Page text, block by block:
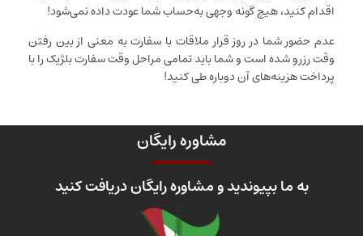
اقدام کنید، هیچ گونه وجهی به‌حساب شما عودت داده نمی‌شود!
عدم حضور شما در روز قرار ملاقات با سفارت به معنی از بین رفتن
وقت رزرو شده است و شما باید تمامی مراحل وقت سفارت بلژیک را با
پرداخت هزینه‌های آن دوباره طی کنید!
مشاوره رایگان
به ما بپیوندید و مشاوره رایگان دریافت کنید